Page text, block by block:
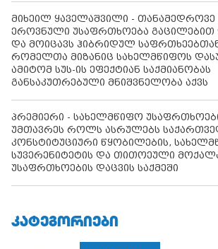
მიხეილ ყაველაშვილი -
ეროვნული უსაფრთხოება გაცილებით
და მოიცავს ჰიბრიდულ
რომელთა მიზანიც სახელმწიფოს
ამიტომ სუს-ის ეფექტიან საქმიანობას
განსაკუთრებული მნიშვნელობა აქვს
პრემიერი - სახელმწიფო
უმთავრეს როლს ასრულებს
კონსტიტუციური წყობილების,
სუვერენიტეტის და თითოეული
უსაფრთხოების დაცვის საქმეში
ᲙᲐᲢᲔᲒᲝᲠᲘᲔᲑᲘ